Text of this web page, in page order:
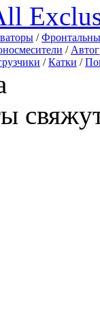
/
/
/Катки /